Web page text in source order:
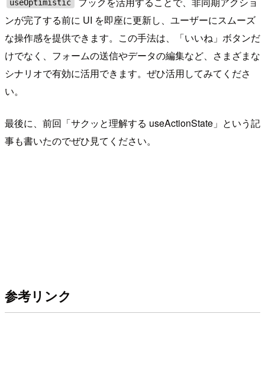
useOptimistic
ンが完了する前に UI を即座に更新し、ユーザーにスムーズ
な操作感を提供できます。この手法は、「いいね」ボタンだ
けでなく、フォームの送信やデータの編集など、さまざまな
シナリオで有効に活用できます。ぜひ活用してみてくださ
い。
最後に、前回「サクッと理解する useActionState」という記
事も書いたのでぜひ見てください。
参考リンク